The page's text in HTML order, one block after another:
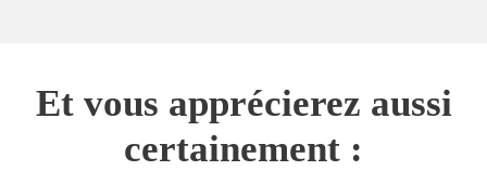
Et vous apprécierez aussi
certainement :